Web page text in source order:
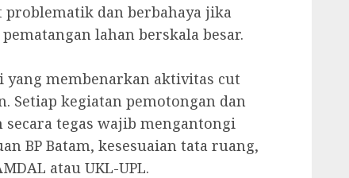
dan berbahaya jika
lahan berskala besar.
yang membenarkan aktivitas cut
Setiap kegiatan pemotongan dan
tegas wajib mengantongi
BP Batam, kesesuaian tata ruang,
atau UKL-UPL.